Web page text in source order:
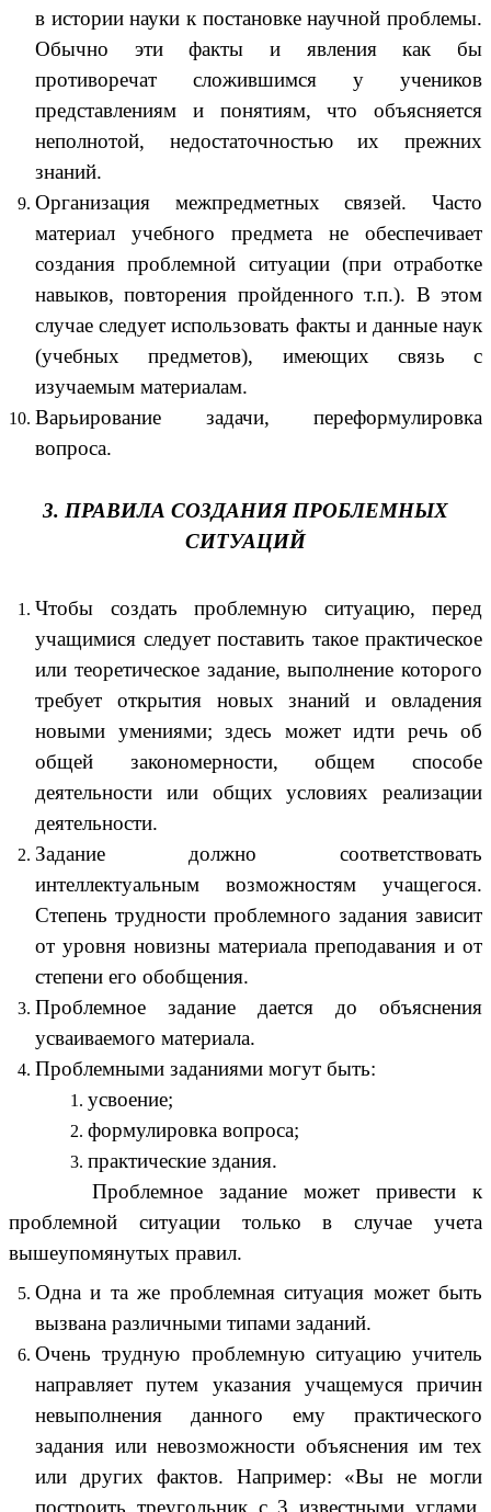
в истории науки к постановке научной проблемы.
Обычно эти факты и явления как бы
противоречат сложившимся у учеников
представлениям и понятиям, что объясняется
неполнотой, недостаточностью их прежних
знаний.
Организация межпредметных связей. Часто
материал учебного предмета не обеспечивает
создания проблемной ситуации (при отработке
навыков, повторения пройденного т.п.). В этом
случае следует использовать факты и данные наук
(учебных предметов), имеющих связь с
изучаемым материалам.
Варьирование задачи, переформулировка
вопроса.
3. ПРАВИЛА СОЗДАНИЯ ПРОБЛЕМНЫХ
СИТУАЦИЙ
Чтобы создать проблемную ситуацию, перед
учащимися следует поставить такое практическое
или теоретическое задание, выполнение которого
требует открытия новых знаний и овладения
новыми умениями; здесь может идти речь об
общей закономерности, общем способе
деятельности или общих условиях реализации
деятельности.
Задание должно соответствовать
интеллектуальным возможностям учащегося.
Степень трудности проблемного задания зависит
от уровня новизны материала преподавания и от
степени его обобщения.
Проблемное задание дается до объяснения
усваиваемого материала.
Проблемными заданиями могут быть:
усвоение;
формулировка вопроса;
практические здания.
Проблемное задание может привести к
проблемной ситуации только в случае учета
вышеупомянутых правил.
Одна и та же проблемная ситуация может быть
вызвана различными типами заданий.
Очень трудную проблемную ситуацию учитель
направляет путем указания учащемуся причин
невыполнения данного ему практического
задания или невозможности объяснения им тех
или других фактов. Например: «Вы не могли
построить треугольник с 3 известными углами,